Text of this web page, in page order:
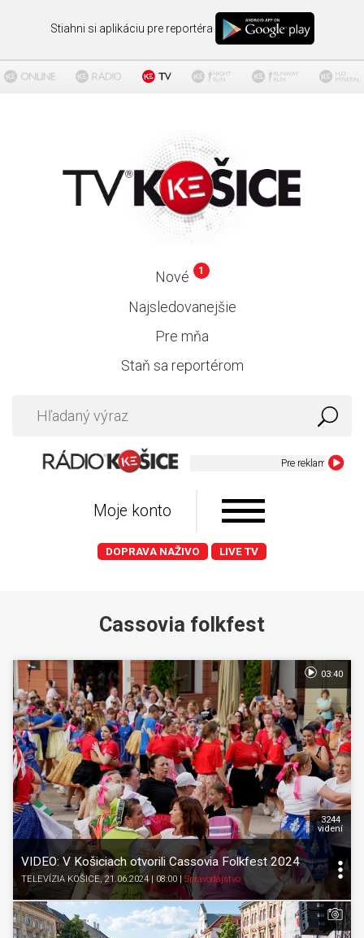
Stiahni si aplikáciu pre reportéra
Nové 1
Najsledovanejšie
Pre mňa
Staň sa reportérom
Pre reklamu v
Moje konto
DOPRAVA NAŽIVO LIVE TV
Cassovia folkfest
VIDEO: V Košiciach otvorili Cassovia Folkfest 2024
TELEVÍZIA KOŠICE, 21.06.2024 | 08:00 Spravodajstvo
3244
videní
03:40